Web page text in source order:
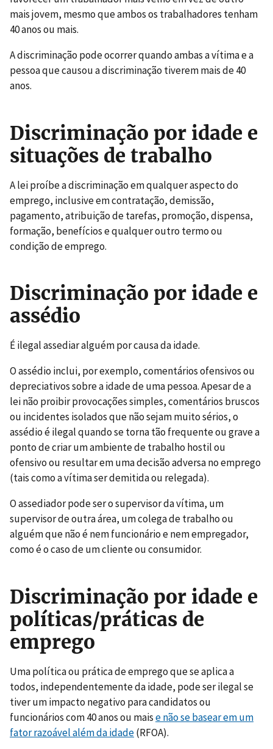
mais jovem, mesmo que ambos os trabalhadores tenham
40 anos ou mais.
A discriminação pode ocorrer quando ambas a vítima e a
pessoa que causou a discriminação tiverem mais de 40
anos.
Discriminação por idade e
situações de trabalho
A lei proíbe a discriminação em qualquer aspecto do
emprego, inclusive em contratação, demissão,
pagamento, atribuição de tarefas, promoção, dispensa,
formação, benefícios e qualquer outro termo ou
condição de emprego.
Discriminação por idade e
assédio
É ilegal assediar alguém por causa da idade.
O assédio inclui, por exemplo, comentários ofensivos ou
depreciativos sobre a idade de uma pessoa. Apesar de a
lei não proibir provocações simples, comentários bruscos
ou incidentes isolados que não sejam muito sérios, o
assédio é ilegal quando se torna tão frequente ou grave a
ponto de criar um ambiente de trabalho hostil ou
ofensivo ou resultar em uma decisão adversa no emprego
(tais como a vítima ser demitida ou relegada).
O assediador pode ser o supervisor da vítima, um
supervisor de outra área, um colega de trabalho ou
alguém que não é nem funcionário e nem empregador,
como é o caso de um cliente ou consumidor.
Discriminação por idade e
políticas/práticas de
emprego
Uma política ou prática de emprego que se aplica a
todos, independentemente da idade, pode ser ilegal se
tiver um impacto negativo para candidatos ou
funcionários com 40 anos ou maise não se basear em um
fator razoável além da idade(RFOA).